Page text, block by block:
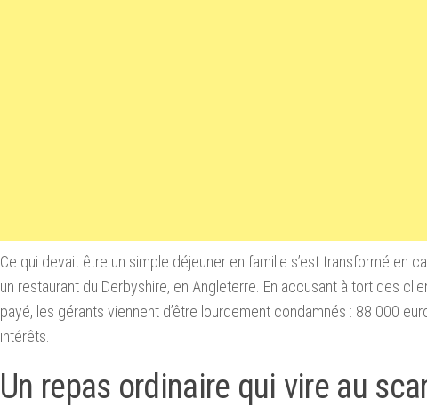
Ce qui devait être un simple déjeuner en famille s’est transformé en
un restaurant du Derbyshire, en Angleterre. En accusant à tort des
payé, les gérants viennent d’être lourdement condamnés : 88 000
intérêts.
Un repas ordinaire qui vire au